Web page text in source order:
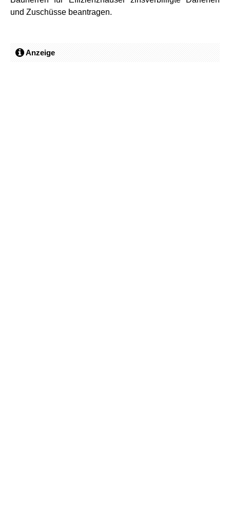
und Zuschüsse beantragen.
Anzeige